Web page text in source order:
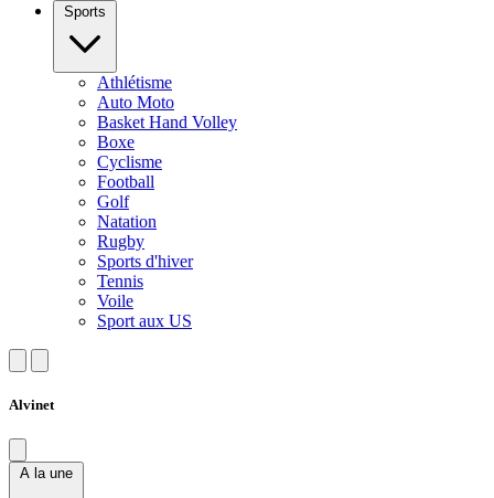
Sports
Athlétisme
Auto Moto
Basket Hand Volley
Boxe
Cyclisme
Football
Golf
Natation
Rugby
Sports d'hiver
Tennis
Voile
Sport aux US
Alvinet
A la une